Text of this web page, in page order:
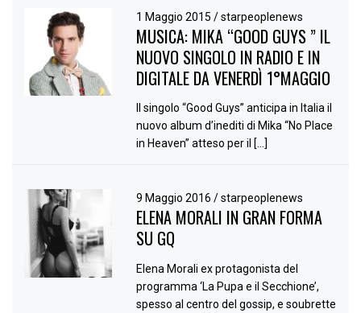
1 Maggio 2015/ starpeoplenews
MUSICA: MIKA “GOOD GUYS ” IL
NUOVO SINGOLO IN RADIO E IN
DIGITALE DA VENERDÌ 1°MAGGIO
Il singolo “Good Guys” anticipa in Italia il
nuovo album d’inediti di Mika “No Place
in Heaven” atteso per il […]
9 Maggio 2016/ starpeoplenews
ELENA MORALI IN GRAN FORMA
SU GQ
Elena Morali ex protagonista del
programma ‘La Pupa e il Secchione’,
spesso al centro del gossip, e soubrette